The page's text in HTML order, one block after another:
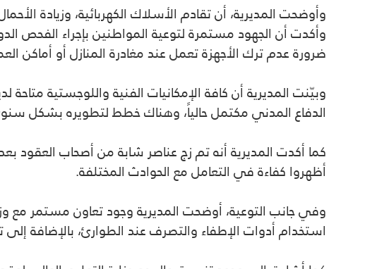
وأوضحت المديرية، أنتقادم الأسلاك الكهربائية، وزيادة
وأكدت أن الجهود مستمرة لتوعية المواطنين بإجراء الفحص
ضرورةعدم ترك الأجهزة تعمل عند مغادرة المنازل أو أماكن
وبيّنت المديرية أنكافة الإمكانيات الفنية واللوجستية متاحة
الدفاع المدني مكتمل حالياً، وهناك خطط لتطويره بشكل
كما أكدت المديرية أنه تمزج عناصر شابة من أصحاب العقود
أظهروا كفاءة في التعامل مع الحوادث المختلفة.
وفي جانب التوعية، أوضحت المديرية وجودتعاون مستمر مع
استخدام أدوات الإطفاء والتصرف عند الطوارئ، بالإضافة إلى